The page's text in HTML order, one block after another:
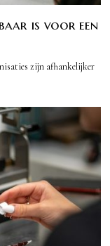
is voor een
zijn afhankelijker